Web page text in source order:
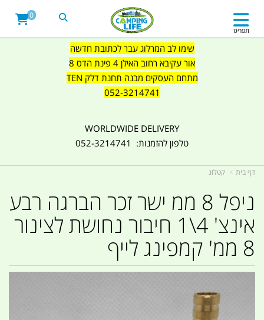
שימו לב המרלוג עבר לכתובת חדשה
אור עקיבא רחוב האילן 4 פינת הדס 8
מתחם העסקים מבנה תחנת דלק TEN
052-3214741
WORLDWIDE DELIVERY
טלפון להזמנות: 052-3214741
תפריט
0
דף בית קטלוג
ניפל 8 ממ ישר זכר הברגה רבע
אינצ' 4\1 חיבור נחושת לצינור
8 ממ' קמפינג לייף